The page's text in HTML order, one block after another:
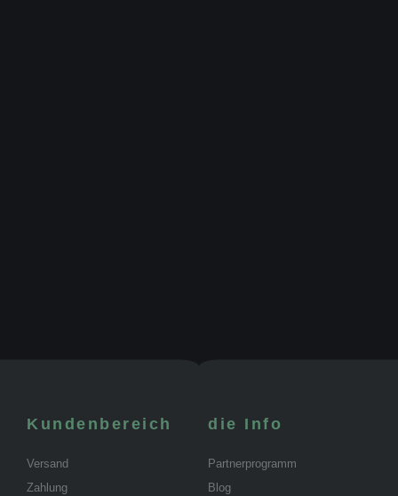
Kundenbereich
Versand
Zahlung
die Info
Partnerprogramm
Blog